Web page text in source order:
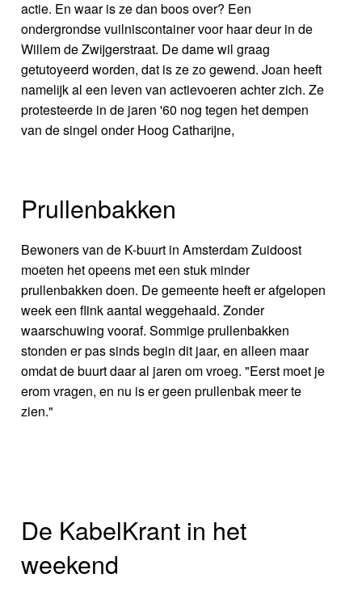
actie. En waar is ze dan boos over? Een
ondergrondse vuilniscontainer voor haar deur in de
Willem de Zwijgerstraat. De dame wil graag
getutoyeerd worden, dat is ze zo gewend. Joan heeft
namelijk al een leven van actievoeren achter zich. Ze
protesteerde in de jaren '60 nog tegen het dempen
van de singel onder Hoog Catharijne,
Prullenbakken
Bewoners van de K-buurt in Amsterdam Zuidoost
moeten het opeens met een stuk minder
prullenbakken doen. De gemeente heeft er afgelopen
week een flink aantal weggehaald. Zonder
waarschuwing vooraf. Sommige prullenbakken
stonden er pas sinds begin dit jaar, en alleen maar
omdat de buurt daar al jaren om vroeg. "Eerst moet je
erom vragen, en nu is er geen prullenbak meer te
zien."
De KabelKrant in het
weekend